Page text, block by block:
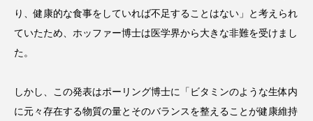
り、健康的な食事をしていれば不足することはない」と考えられ
ていたため、ホッファー博士は医学界から大きな非難を受けまし
た。
しかし、この発表はポーリング博士に「ビタミンのような生体内
に元々存在する物質の量とそのバランスを整えることが健康維持